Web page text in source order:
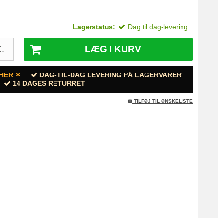
Lagerstatus: Dag til dag-levering
LÆG I KURV
✶
DAG-TIL-DAG LEVERING PÅ LAGERVARER
14 DAGES RETURRET
TILFØJ TIL ØNSKELISTE